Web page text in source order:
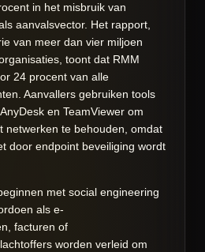
in het misbruik van
aanvalsvector. Het rapport,
van meer dan vier miljoen
toont dat RMM
24 procent van alle
Aanvallers gebruiken tools
en TeamViewer om
netwerken te behouden, omdat
door endpoint beveiliging wordt
met social engineering
als e-
facturen of
worden verleid om